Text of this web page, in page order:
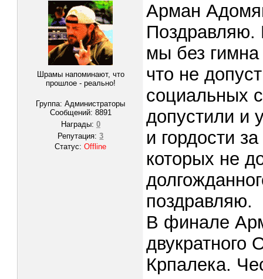
Шрамы напоминают, что
прошлое - реально!
Группа: Администраторы
Сообщений: 8891
Награды: 0
Репутация:3
Статус:Offline
Арман
Поздравляю.
мы без
что не
социальных
допустили и
и гордости
которых не
поздравляю.
В финале
двукратного
Крпалека.